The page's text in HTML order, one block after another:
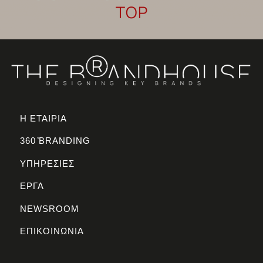
TOP
Η ΕΤΑΙΡΙΑ
360 ̊BRANDING
ΥΠΗΡΕΣΙΕΣ
ΕΡΓΑ
NEWSROOM
ΕΠΙΚΟΙΝΩΝΙΑ